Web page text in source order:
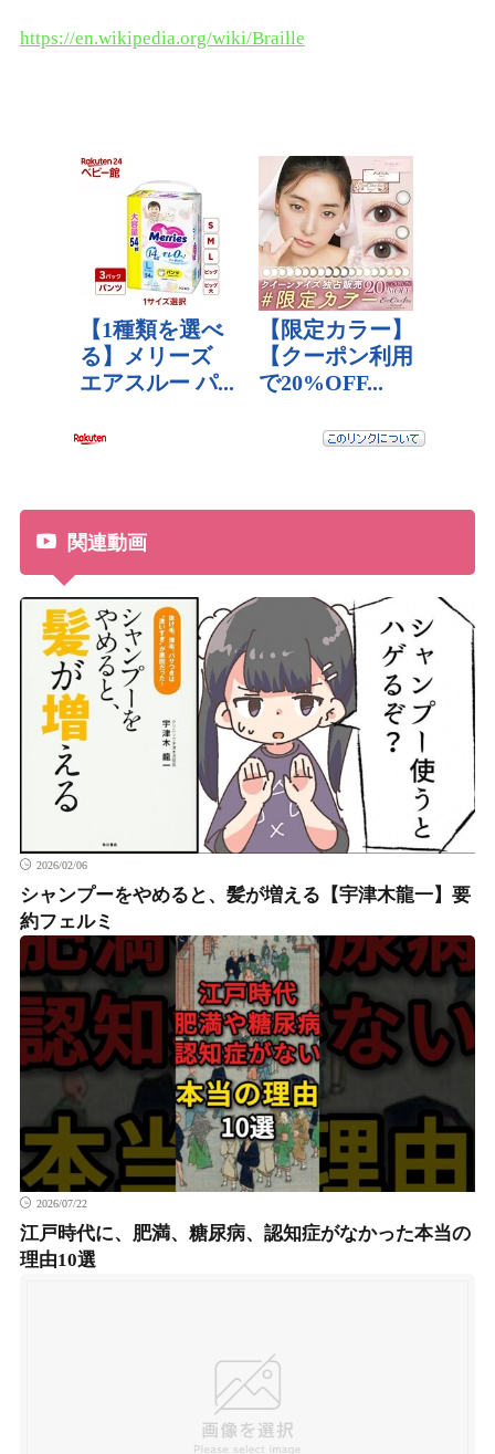
https://en.wikipedia.org/wiki/Braille
関連動画
2026/02/06
シャンプーをやめると、髪が増える【宇津木龍一】要
約フェルミ
2026/07/22
江戸時代に、肥満、糖尿病、認知症がなかった本当の
理由10選